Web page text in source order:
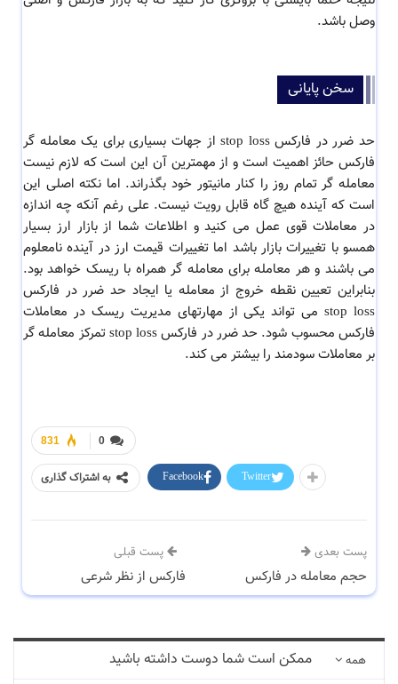
وصل باشد.
سخن پایانی
حد ضرر در فارکس stop loss از جهات بسیاری برای یک معامله گر
فارکس حائز اهمیت است و از مهمترین آن این است که لازم نیست
معامله گر تمام روز را کنار مانیتور خود بگذراند. اما نکته اصلی این
است که آینده هیچ گاه قابل رویت نیست. علی رغم آنکه چه اندازه
در معاملات قوی عمل می کنید و اطلاعات شما از بازار ارز بسیار
همسو با تغییرات بازار باشد اما تغییرات قیمت ارز در آینده نامعلوم
می باشند و هر معامله برای معامله گر همراه با ریسک خواهد بود.
بنابراین تعیین نقطه خروج از معامله یا ایجاد حد ضرر در فارکس
stop loss می تواند یکی از مهارتهای مدیریت ریسک در معاملات
فارکس محسوب شود. حد ضرر در فارکس stop loss تمرکز معامله گر
بر معاملات سودمند را بیشتر می کند.
0
831
به اشتراک گذاری Facebook Twitter
پست قبلی
فارکس از نظر شرعی
پست بعدی
حجم معامله در فارکس
همه ممکن است شما دوست داشته باشید